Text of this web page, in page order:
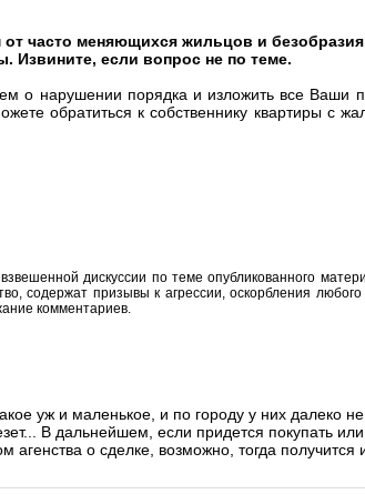
часто меняющихся жильцов и
Извините, если вопрос не по теме.
о нарушении порядка и изложить все Ваши
обратиться к собственнику квартиры с
дискуссии по теме опубликованного
содержат призывы к агрессии, оскорбления
комментариев.
уж и маленькое, и по городу у них далеко
В дальнейшем, если придется покупать
агенства о сделке, возможно, тогда